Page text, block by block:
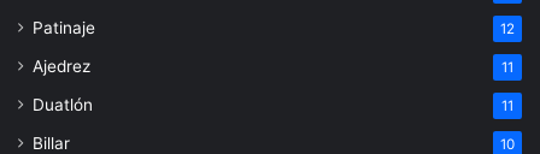
Patinaje 12
Ajedrez 11
Duatlón 11
Billar 10